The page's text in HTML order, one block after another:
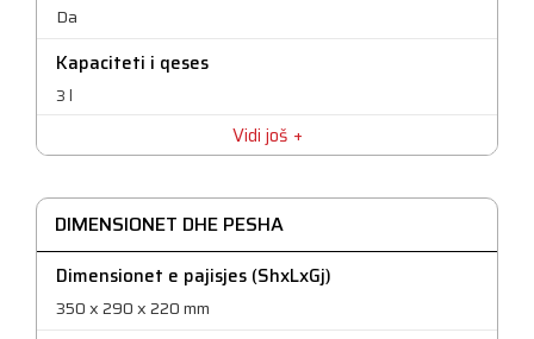
Da
Kapaciteti i qeses
3 l
Niveli i zhurmës
Zhurma më pak se 80 dB
Strength
Vidi još
DIMENSIONET DHE PESHA
Dimensionet e pajisjes (ShxLxGj)
350 x 290 x 220 mm